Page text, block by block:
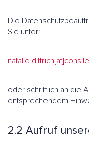
Die
Sie unter:
oder schriftlich an die
entsprechendem
2.2 Aufruf